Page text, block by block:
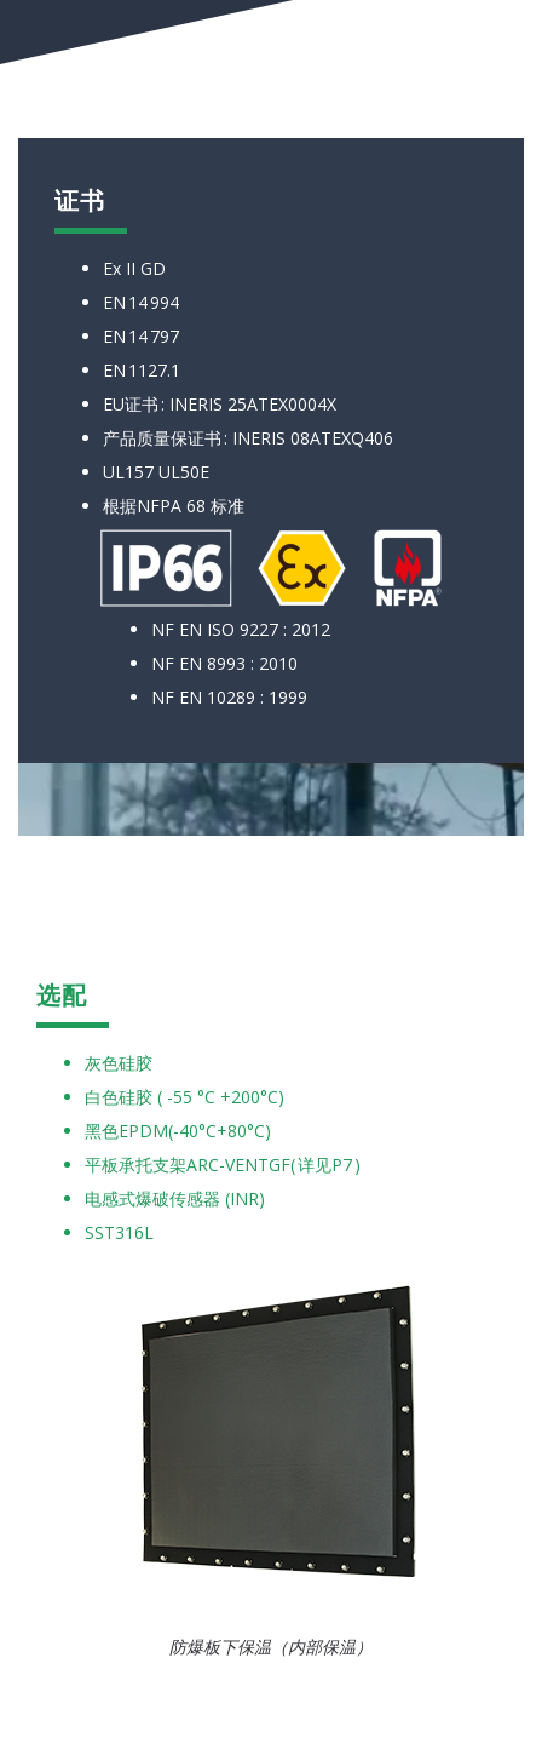
证书
Ex II GD
EN 14 994
EN 14 797
EN 1127.1
EU证书 : INERIS 25ATEX0004X
产品质量保证书 : INERIS 08ATEXQ406
UL157 UL50E
根据NFPA 68 标准
NF EN ISO 9227 : 2012
NF EN 8993 : 2010
NF EN 10289 : 1999
选配
灰色硅胶
白色硅胶 ( -55 °C +200°C)
黑色EPDM(-40°C+80°C)
平板承托支架ARC-VENTGF( 详见P7 )
电感式爆破传感器 (INR)
SST316L
防爆板下保温（内部保温）